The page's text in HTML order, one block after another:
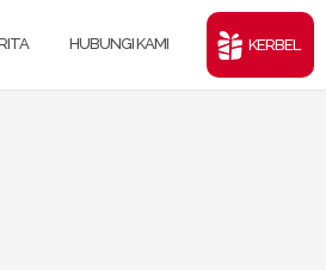
HUBUNGI KAMI KERBEL